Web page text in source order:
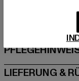
GRÖSSE
LIEFERUNG &